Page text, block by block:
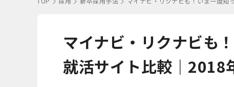
マイナビ・リクナビも
就活サイト比較｜2018